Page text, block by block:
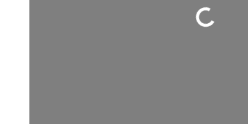
Loading...